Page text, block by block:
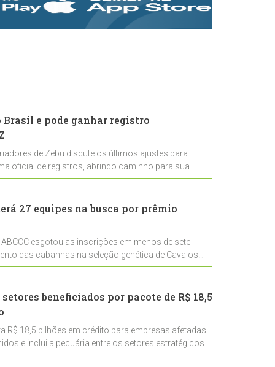
rastreabilidade e
rigor técnico para
Brasil e pode ganhar registro
de Zebu discute os últimos ajustes para
oficial de registros, abrindo caminho para sua
27 equipes na busca por prêmio
esgotou as inscrições em menos de sete
das cabanhas na seleção genética de Cavalos
beneficiados por pacote de R$ 18,5
R$ 18,5 bilhões em crédito para empresas afetadas
e inclui a pecuária entre os setores estratégicos